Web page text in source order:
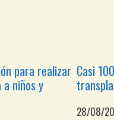
para realizar
niños y
Casi
28/08/